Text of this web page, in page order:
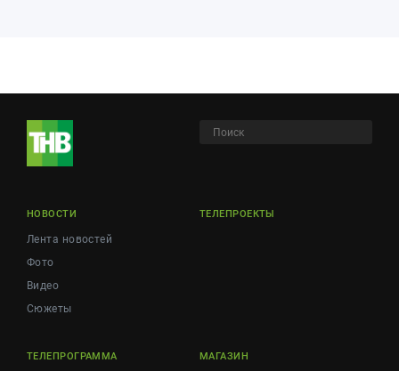
НОВОСТИ
Лента новостей
Фото
Видео
Сюжеты
ТЕЛЕПРОЕКТЫ
ТЕЛЕПРОГРАММА МАГАЗИН